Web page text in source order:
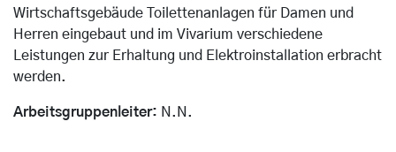
Wirtschaftsgebäude Toilettenanlagen für Damen und
Herren eingebaut und im Vivarium verschiedene
Leistungen zur Erhaltung und Elektroinstallation erbracht
werden.
Arbeitsgruppenleiter: N.N.